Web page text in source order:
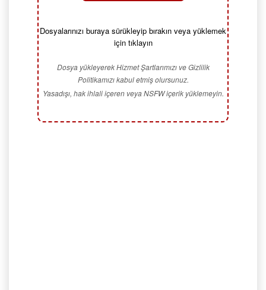
Dosyalarınızı buraya sürükleyip bırakın veya yüklemek
için tıklayın
Dosya yükleyerek Hizmet Şartlarımızı ve Gizlilik
Politikamızı kabul etmiş olursunuz.
Yasadışı, hak ihlali içeren veya NSFW içerik yüklemeyin.